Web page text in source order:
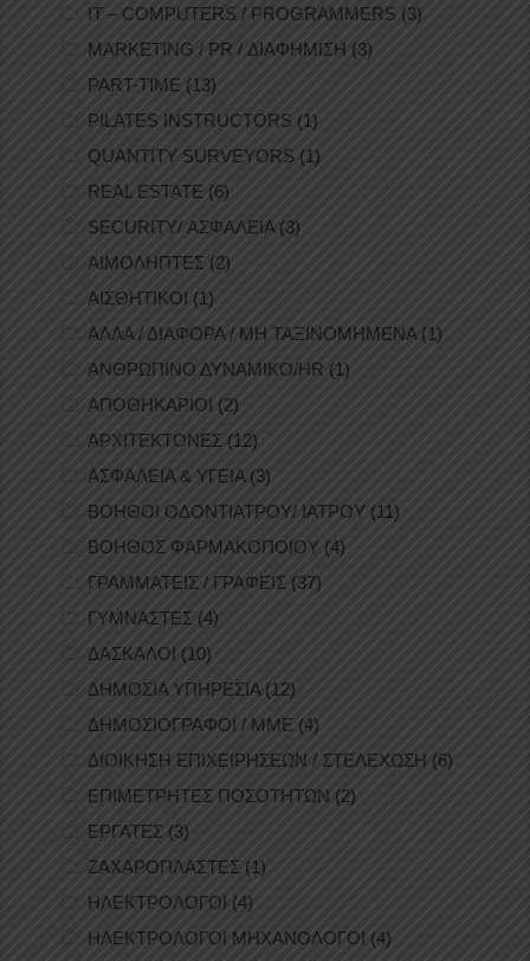
IT – COMPUTERS / PROGRAMMERS (3)
MARKETING / PR / ΔΙΑΦΗΜΙΣΗ (3)
PART-TIME (13)
PILATES INSTRUCTORS (1)
QUANTITY SURVEYORS (1)
REAL ESTATE (6)
SECURITY/ ΑΣΦΑΛΕΙΑ(3)
ΑΙΜΟΛΗΠΤΕΣ (2)
ΑΙΣΘΗΤΙΚΟΙ (1)
ΑΛΛΑ / ΔΙΑΦΟΡΑ / ΜΗ ΤΑΞΙΝΟΜΗΜΕΝΑ(1)
ΑΝΘΡΩΠΙΝΟ ΔΥΝΑΜΙΚΟ/HR (1)
ΑΠΟΘΗΚΑΡΙΟΙ (2)
ΑΡΧΙΤΕΚΤΟΝΕΣ (12)
ΑΣΦΑΛΕΙΑ & ΥΓΕΙΑ(3)
ΒΟΗΘΟΙ ΟΔΟΝΤΙΑΤΡΟΥ/ ΙΑΤΡΟΥ (11)
ΒΟΗΘΟΣ ΦΑΡΜΑΚΟΠΟΙΟΥ (4)
ΓΡΑΜΜΑΤΕΙΣ / ΓΡΑΦΕΙΣ (37)
ΓΥΜΝΑΣΤΕΣ (4)
ΔΑΣΚΑΛΟΙ (10)
ΔΗΜΟΣΙΑ ΥΠΗΡΕΣΙΑ(12)
ΔΗΜΟΣΙΟΓΡΑΦΟΙ / ΜΜΕ (4)
ΔΙΟΙΚΗΣΗ ΕΠΙΧΕΙΡΗΣΕΩΝ / ΣΤΕΛΕΧΩΣΗ (6)
ΕΠΙΜΕΤΡΗΤΕΣ ΠΟΣΟΤΗΤΩΝ (2)
ΕΡΓΑΤΕΣ (3)
ΖΑΧΑΡΟΠΛΑΣΤΕΣ (1)
ΗΛΕΚΤΡΟΛΟΓΟΙ (4)
ΗΛΕΚΤΡΟΛΟΓΟΙ ΜΗΧΑΝΟΛΟΓΟΙ (4)